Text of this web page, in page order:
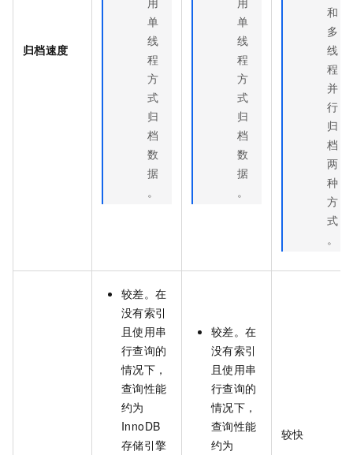
归档速度
单
线
程
方
式
归
档
数
据
。
单
线
程
方
式
归
档
数
据
。
和
多
线
程
并
行
归
档
两
种
方
式
。
较差。在
没有索引
且使用串
行查询的
情况下，
查询性能
约为
InnoDB
存储引擎
较差。在
没有索引
且使用串
行查询的
情况下，
查询性能
约为
较快